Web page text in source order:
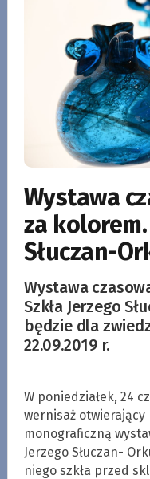
Wystawa
za kolorem.
Słuczan-
Wystawa
Szkła Jerzego
będzie dla
22.09.2019 r.
W poniedziałek, 24
wernisaż
monograficzną
Jerzego Słuczan-
niego szkła przed